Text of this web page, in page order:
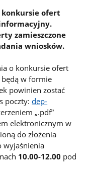
konkursie ofert
zamieszczone
wniosków.
o konkursie ofert
w formie
powinien zostać
poczty:dep-
„.pdf”
elektronicznym w
do złożenia
wyjaśnienia
10.00-12.00 pod